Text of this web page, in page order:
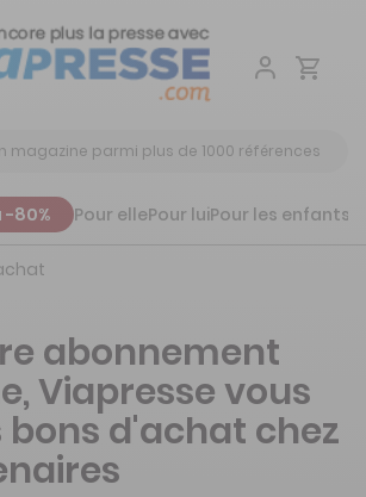
Aller
80% Pour ellePour luiPour les enfants
abonnement
Viapresse vous
d'achat chez